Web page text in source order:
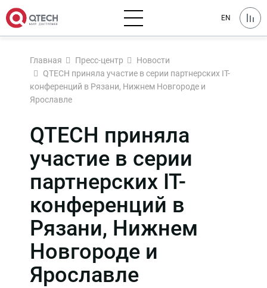
EN
Главная Пресс-центр
Новости
QTECH приняла участие в серии партнерских IT-
конференций в Рязани, Нижнем Новгороде и
Ярославле
QTECH приняла
участие в серии
партнерских IT-
конференций в
Рязани, Нижнем
Новгороде и
Ярославле